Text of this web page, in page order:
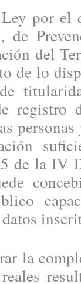
por el
del
de lo
registro
de la IV
la